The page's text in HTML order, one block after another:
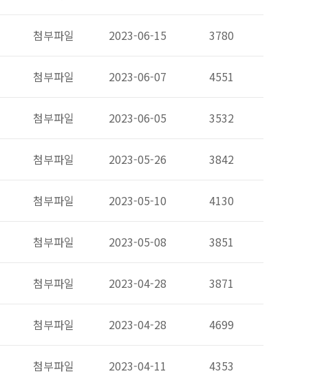
첨부파일 2023-06-15 3780
첨부파일 2023-06-07 4551
첨부파일 2023-06-05 3532
첨부파일 2023-05-26 3842
첨부파일 2023-05-10 4130
첨부파일 2023-05-08 3851
첨부파일 2023-04-28 3871
첨부파일 2023-04-28 4699
첨부파일 2023-04-11 4353